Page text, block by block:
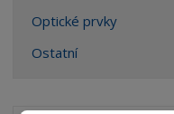
Optické prvky
Ostatní